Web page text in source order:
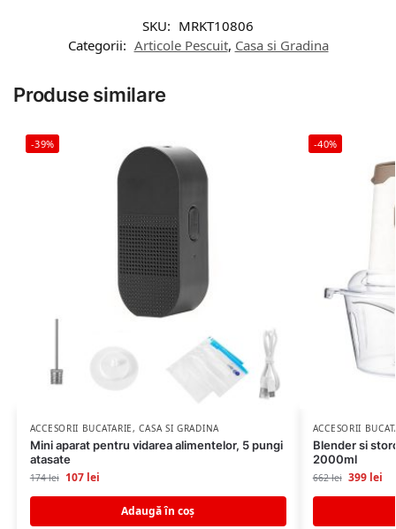
SKU: MRKT10806
Categorii: Articole Pescuit, Casa si Gradina
Produse similare
-39%
ACCESORII BUCATARIE,CASA SI GRADINA
Mini aparat pentru vidarea alimentelor, 5 pungi
atasate
174lei 107 lei
Adaugă în coș
-40%
ACCESORII
Blender si
2000ml
662lei 399 lei